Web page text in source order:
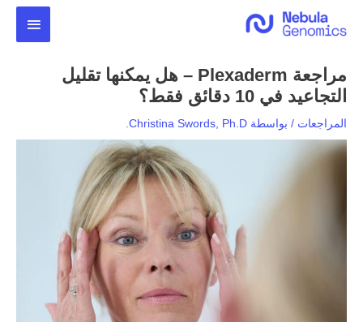
المحتوى
مراجعة Plexaderm – هل يمكنها تقليل
التجاعيد في 10 دقائق فقط؟
المراجعات / بواسطة Christina Swords, Ph.D.